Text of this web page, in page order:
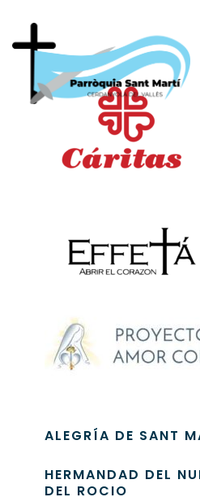
ALEGRÍA DE SANT
HERMANDAD DEL
DEL ROCIO